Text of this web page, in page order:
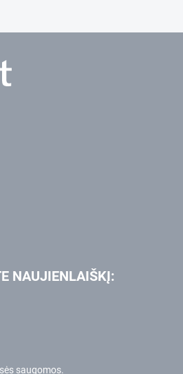
NAUJIENLAIŠKĮ:
saugomos.